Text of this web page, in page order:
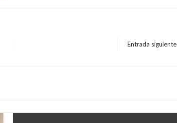
Entrada
Entrada siguiente